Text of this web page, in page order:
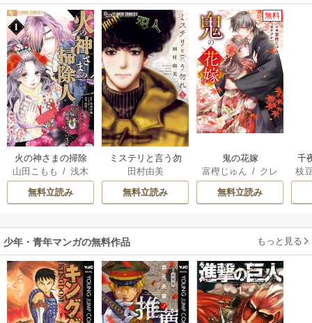
火の神さまの掃除
人ですが、いつの
間にか花嫁として
溺愛されています
山田こもも /浅木
伊都
/ SNC
無料立読み
ミステリと言う勿
れ
田村由美
無料立読み
無料
鬼の花嫁
富樫じゅん / クレ
ハ
無料立読み
千
国
枝
少年・青年マンガの無料作品 もっと見る